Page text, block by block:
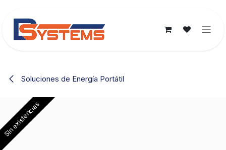
Soluciones de Energía Portátil
Sin existencias